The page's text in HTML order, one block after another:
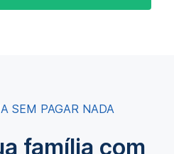
SEM PAGAR NADA
família com